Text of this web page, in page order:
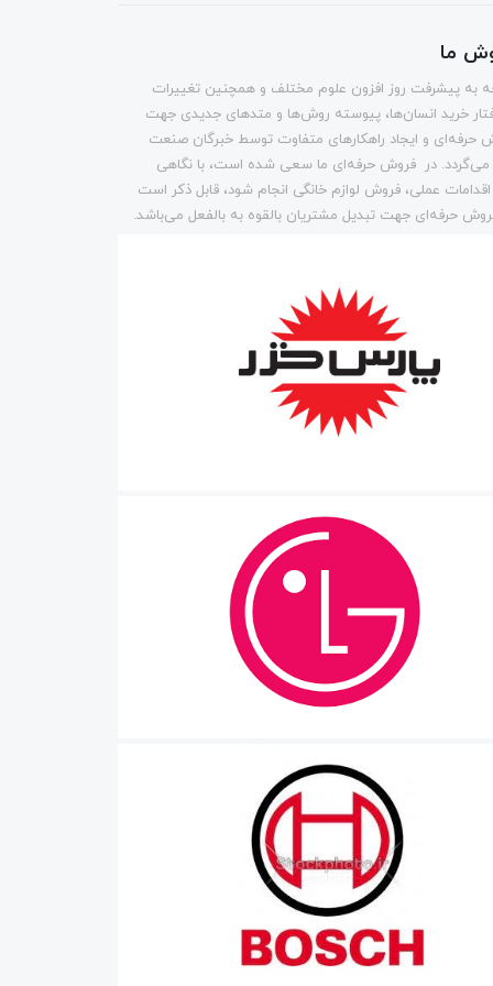
ما
به پیشرفت روز افزون علوم مختلف و همچنین تغییرات
خرید انسان‌ها، پیوسته روش‌ها و متد‌های جدیدی جهت
حرفه‌ای و ایجاد راهکارهای متفاوت توسط خبرگان صنعت
می‌گردد. در فروش حرفه‌ای ما سعی شده است، با نگاهی
عملی، فروش لوازم خانگی انجام شود، قابل ذکر است
حرفه‌ای جهت تبدیل مشتریان بالقوه به بالفعل می‌باشد.